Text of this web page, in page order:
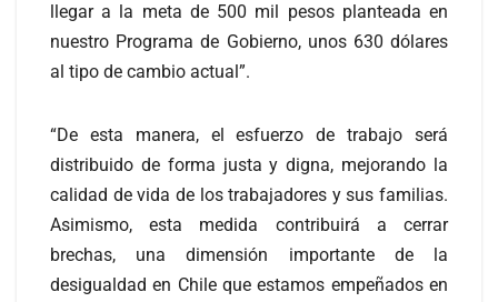
llegar a la meta de 500 mil pesos planteada en
nuestro Programa de Gobierno, unos 630 dólares
al tipo de cambio actual”.
“De esta manera, el esfuerzo de trabajo será
distribuido de forma justa y digna, mejorando la
calidad de vida de los trabajadores y sus familias.
Asimismo, esta medida contribuirá a cerrar
brechas, una dimensión importante de la
desigualdad en Chile que estamos empeñados en